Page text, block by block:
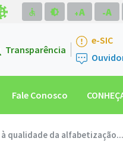
accessible brightness_medium A
+ A
-
Transparência
e-SIC
Fale Conosco
qualidade da alfabetização...